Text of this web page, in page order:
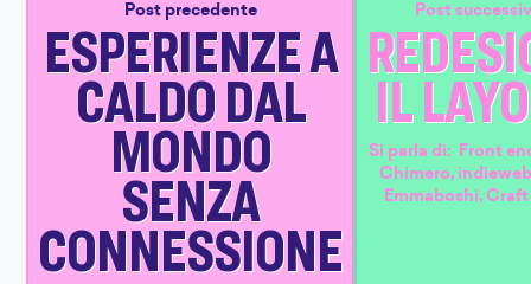
Post precedente
ESPERIENZE A
CALDO DAL
MONDO
SENZA
CONNESSIONE
Post
IL
Si parla di:
Front
Chimero, indieweb
Emmaboshi, Craft